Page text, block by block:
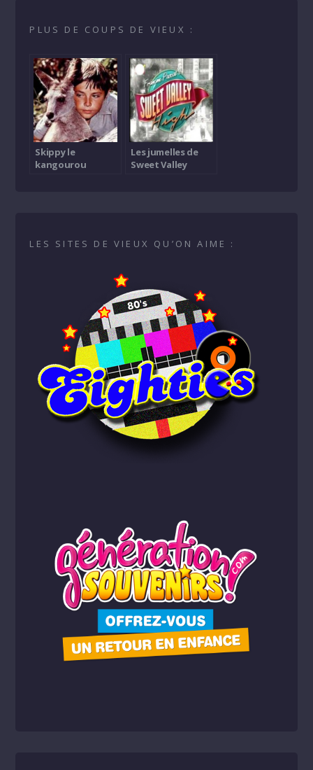
PLUS DE COUPS DE VIEUX :
Skippy le
kangourou
Les jumelles de
Sweet Valley
LES SITES DE VIEUX QU’ON AIME :